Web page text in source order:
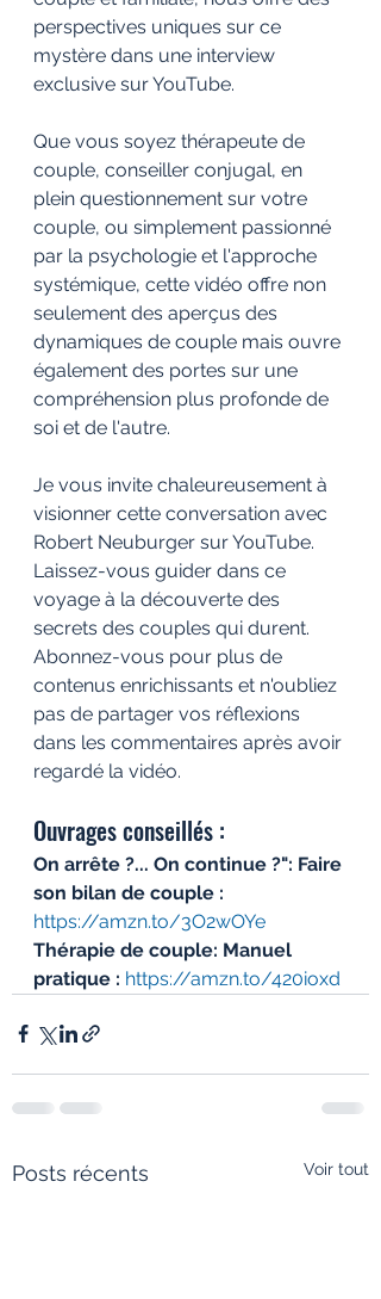
perspectives uniques sur ce
mystère dans une interview
exclusive sur YouTube.
Que vous soyez thérapeute de
couple, conseiller conjugal, en
plein questionnement sur votre
couple, ou simplement passionné
par la psychologie et l'approche
systémique, cette vidéo offre non
seulement des aperçus des
dynamiques de couple mais ouvre
également des portes sur une
compréhension plus profonde de
soi et de l'autre.
Je vous invite chaleureusement à
visionner cette conversation avec
Robert Neuburger sur YouTube.
Laissez-vous guider dans ce
voyage à la découverte des
secrets des couples qui durent.
Abonnez-vous pour plus de
contenus enrichissants et n'oubliez
pas de partager vos réflexions
dans les commentaires après avoir
regardé la vidéo.
Ouvrages conseillés :
On arrête ?... On continue ?": Faire
son bilan de couple :
https://amzn.to/3O2wOYe
Thérapie de couple: Manuel
pratique : https://amzn.to/420ioxd
Posts récents Voir tout